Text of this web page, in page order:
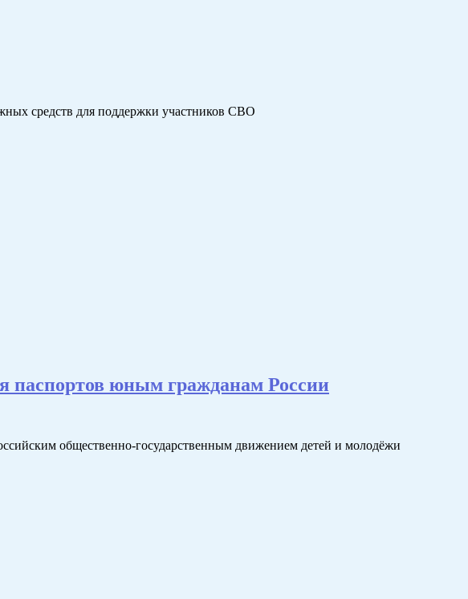
средств для поддержки участников СВО
паспортов юным гражданам России
общественно-государственным движением детей и молодёжи